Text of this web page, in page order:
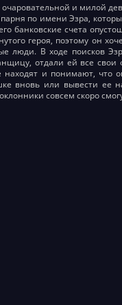
и милой
по имени Эзра,
банковские счета
героя, поэтому он
люди. В ходе поисков
отдали ей все
и понимают,
вновь или вывести
совсем скоро